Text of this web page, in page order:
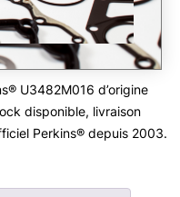
U3482M016 d’origine
disponible, livraison
Perkins® depuis 2003.